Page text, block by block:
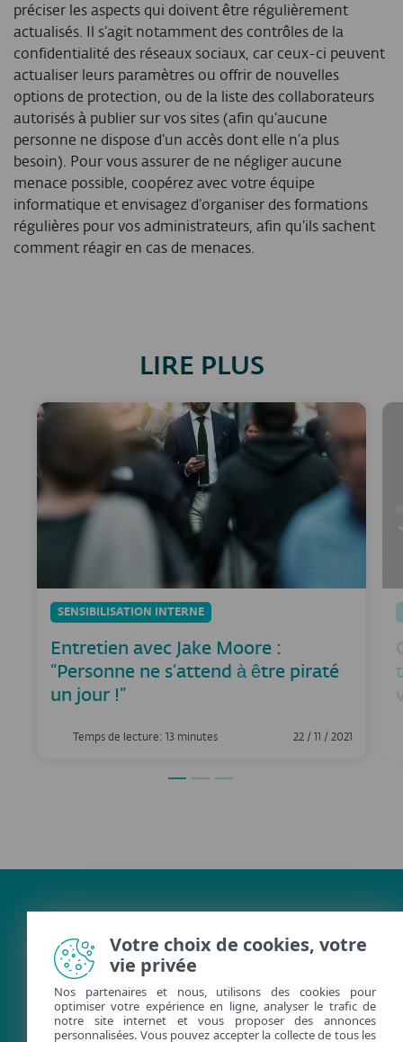
préciser les aspects qui doivent être régulièrement
actualisés. Il s’agit notamment des contrôles de la
confidentialité des réseaux sociaux, car ceux-ci peuvent
actualiser leurs paramètres ou offrir de nouvelles
options de protection, ou de la liste des collaborateurs
autorisés à publier sur vos sites (afin qu’aucune
personne ne dispose d’un accès dont elle n’a plus
besoin). Pour vous assurer de ne négliger aucune
menace possible, coopérez avec votre équipe
informatique et envisagez d’organiser des formations
régulières pour vos administrateurs, afin qu’ils sachent
comment réagir en cas de menaces.
LIRE PLUS
SENSIBILISATION INTERNE
Entretien avec Jake Moore :
“Personne ne s’attend à être piraté
un jour !”
Temps de lecture: 13 minutes 22 / 11 / 2021
FACEBOOK
X LINKEDIN
Votre choix de cookies, votre
vie privée
Nos partenaires et nous, utilisons des cookies pour
optimiser votre expérience en ligne, analyser le trafic de
notre site internet et vous proposer des annonces
personnalisées. Vous pouvez accepter la collecte de tous les